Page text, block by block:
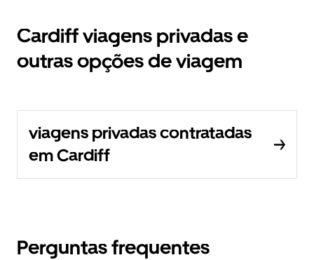
Cardiff viagens privadas e
outras opções de viagem
viagens privadas contratadas
em Cardiff
Perguntas frequentes